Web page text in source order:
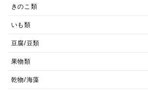
きのこ類
いも類
豆腐/豆類
果物類
乾物/海藻